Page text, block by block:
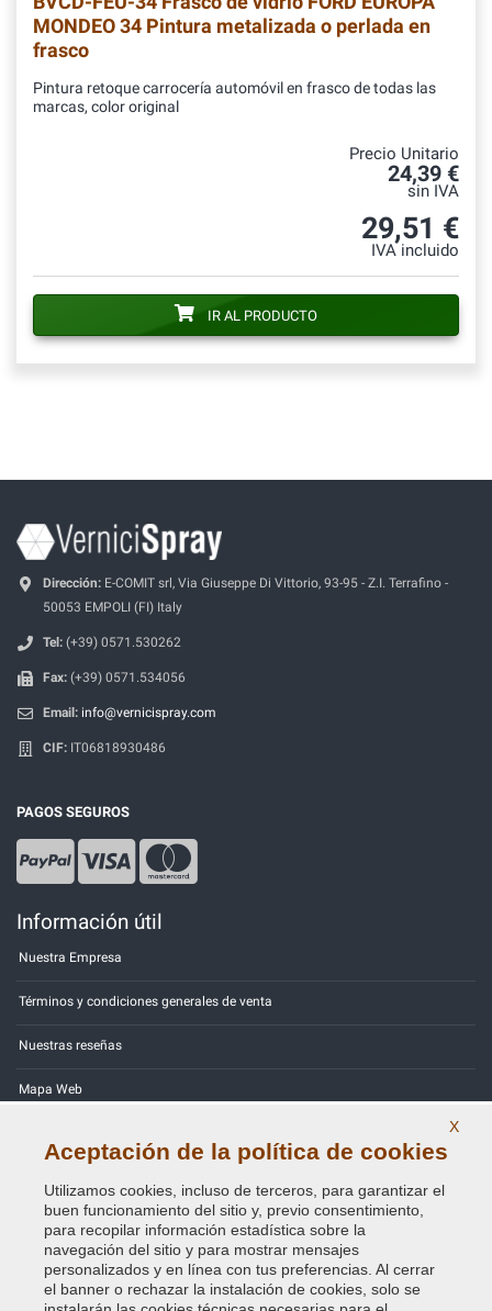
MONDEO 34 Pintura metalizada o perlada en
frasco
Pintura retoque carrocería automóvil en frasco de todas las
marcas, color original
Precio Unitario
24,39 €
sin IVA
29,51 €
IVA incluido
IR AL PRODUCTO
Dirección: E-COMIT srl, Via Giuseppe Di Vittorio, 93-95 - Z.I. Terrafino -
50053 EMPOLI (FI) Italy
Tel: (+39) 0571.530262
Fax: (+39) 0571.534056
Email: info@vernicispray.com
CIF: IT06818930486
PAGOS SEGUROS
Información útil
Nuestra Empresa
Términos y condiciones generales de venta
Nuestras reseñas
Mapa Web
Política de Privacidad - RGPD
X
Aceptación de la política de cookies
Utilizamos cookies, incluso de terceros, para garantizar el
buen funcionamiento del sitio y, previo consentimiento,
para recopilar información estadística sobre la
navegación del sitio y para mostrar mensajes
personalizados y en línea con tus preferencias. Al cerrar
el banner o rechazar la instalación de cookies, solo se